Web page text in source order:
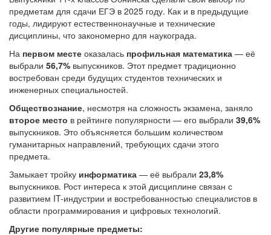
предметам для сдачи ЕГЭ в 2025 году. Как и в предыдущие
годы, лидируют естественнонаучные и технические
дисциплины, что закономерно для наукограда.
На первом месте оказалась профильная математика — её
выбрали 56,7% выпускников. Этот предмет традиционно
востребован среди будущих студентов технических и
инженерных специальностей.
Обществознание, несмотря на сложность экзамена, заняло
второе место в рейтинге популярности — его выбрали 39,6%
выпускников. Это объясняется большим количеством
гуманитарных направлений, требующих сдачи этого
предмета.
Замыкает тройку информатика — её выбрали 23,8%
выпускников. Рост интереса к этой дисциплине связан с
развитием IT-индустрии и востребованностью специалистов в
области программирования и цифровых технологий.
Другие популярные предметы: